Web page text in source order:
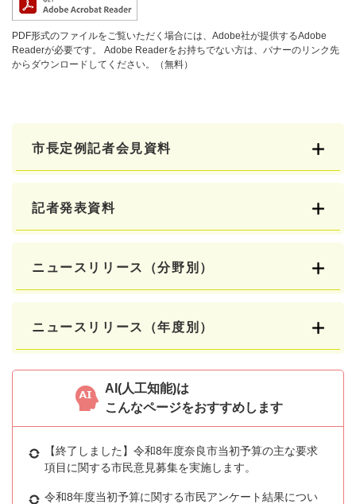
PDF形式のファイルをご覧いただく場合には、Adobe社が提供するAdobe
Readerが必要です。
Adobe Readerをお持ちでない方は、バナーのリンク先
からダウンロードしてください。（無料）
市長定例記者会見資料
記者発表資料
ニュースリリース（分野別）
ニュースリリース（年度別）
AI(人工知能)は
こんなページをおすすめします
【終了しました】令和8年度奈良市当初予算の主な要求
項目に関する市民意見募集を実施します。
令和8年度当初予算に関する市民アンケート結果につい